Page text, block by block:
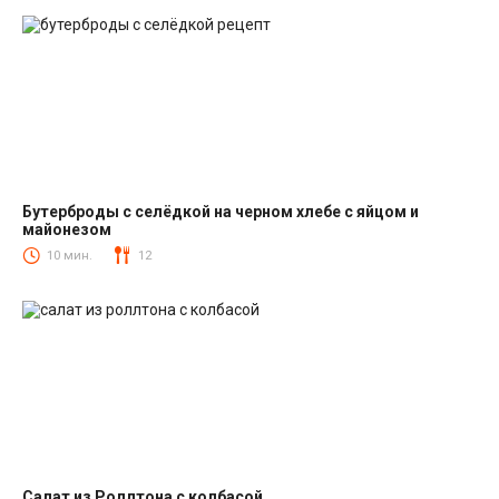
Закуски
Бутерброды с селёдкой на черном хлебе с яйцом и
майонезом
10 мин. 12